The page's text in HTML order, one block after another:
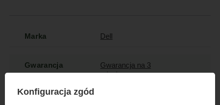
Marka Dell
Gwarancja
Gwarancja na 3
miesiące
Konfiguracja zgód